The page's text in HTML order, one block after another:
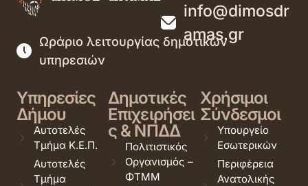
info@dimosdr
amas.gr
Ωράριο λειτουργίας δημοτικών
υπηρεσιών
Υπηρεσίες
Δήμου
Αυτοτελές
Τμήμα Κ.Ε.Π.
Αυτοτελές
Τμήμα
Δημοτικές
Επιχειρήσει
ς & ΝΠΔΔ
Πολιτιστικός
Οργανισμός –
ΦΤΜΜ
Χρήσιμοι
Σύνδεσμοι
Υπουργείο
Εσωτερικών
Περιφέρεια
Ανατολικής